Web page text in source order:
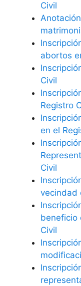
Civil
abortos
Civil
Registro
en el
Civil
vecindad
beneficio
Civil